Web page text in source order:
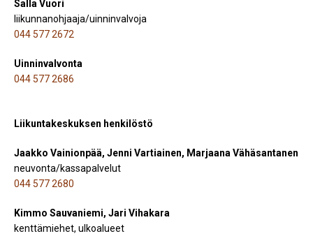
Salla Vuori
liikunnanohjaaja/uinninvalvoja
044 577 2672
Uinninvalvonta
044 577 2686
Liikuntakeskuksen henkilöstö
Jaakko Vainionpää, Jenni Vartiainen, Marjaana Vähäsantanen
neuvonta/kassapalvelut
044 577 2680
Kimmo Sauvaniemi, Jari Vihakara
kenttämiehet, ulkoalueet